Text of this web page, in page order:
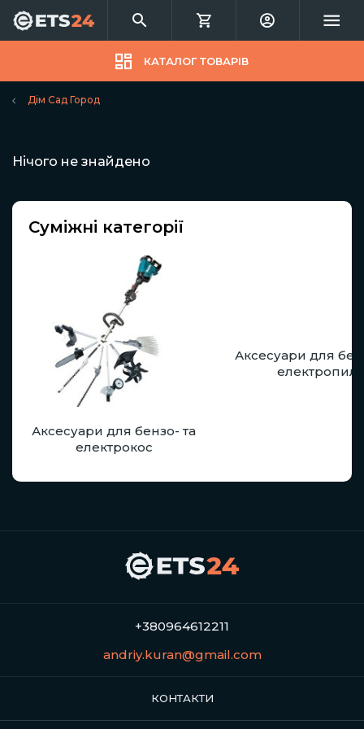
КАТАЛОГ ТОВАРІВ
Дім Сад Город
Нічого не знайдено
Суміжні категорії
Аксесуари для бензо- та
електрокос
Аксесуари для
електропил
+380964612211
andriy.kuran@gmail.com
КОНТАКТИ